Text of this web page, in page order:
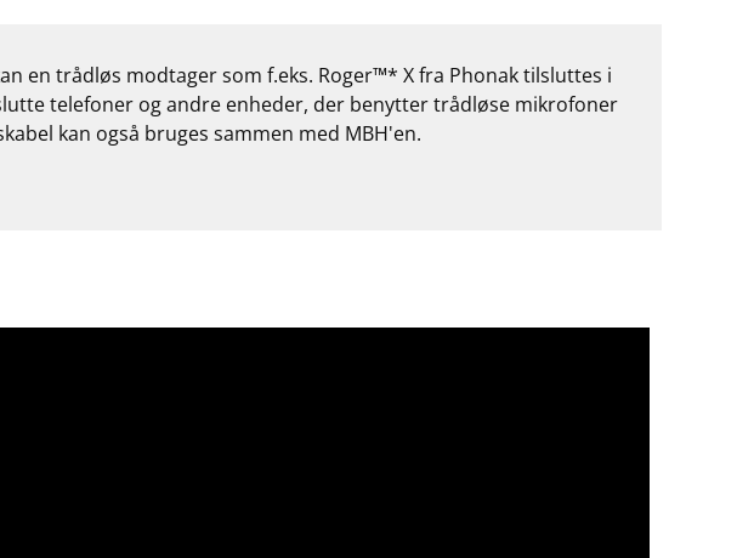
en trådløs modtager som f.eks. Roger™* X fra Phonak tilsluttes i
telefoner og andre enheder, der benytter trådløse mikrofoner
kan også bruges sammen med MBH'en.